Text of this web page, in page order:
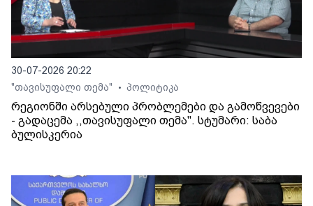
30-07-2026 20:22
"თავისუფალი თემა"
• პოლიტიკა
რეგიონში არსებული პრობლემები და გამოწვევები
- გადაცემა ,,თავისუფალი თემა". სტუმარი: საბა
ბულისკერია